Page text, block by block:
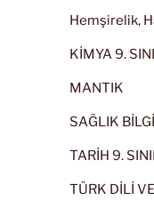
Hemşirelik,
KİMYA 9.
MANTIK
SAĞLIK
TARİH 9.
TÜRK DİLİ